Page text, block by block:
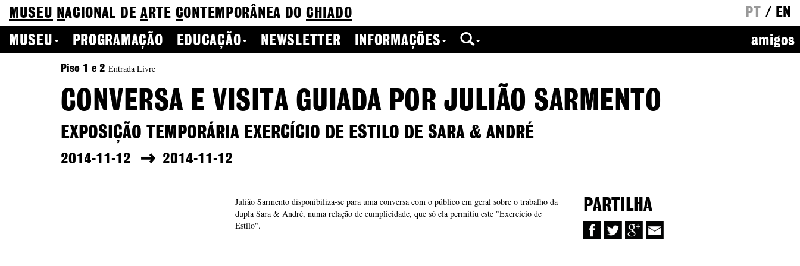
MUSEU NACIONAL DEA RTE CONTEMPORÂNEA DO CHIADO PT / EN
MUSEU
PROGRAMAÇÃO EDUCAÇÃO NEWSLETTER INFORMAÇÕES amigos
Piso 1 e 2 Entrada Livre
CONVERSA E VISITA GUIADA POR JULIÃO SARMENTO
EXPOSIÇÃO TEMPORÁRIA EXERCÍCIO DE ESTILO DE SARA & ANDRÉ
2014-11-12 2014-11-12
Julião Sarmento disponibiliza-se para uma conversa com o público em geral sobre o trabalho da
dupla Sara & André, numa relação de cumplicidade, que só ela permitiu este "Exercício de
Estilo".
PARTILHA